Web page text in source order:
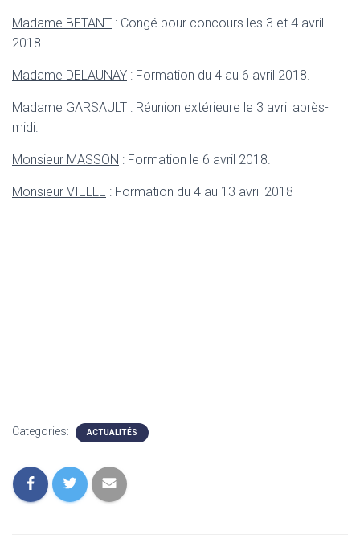
Madame BETANT : Congé pour concours les 3 et 4 avril
2018.
Madame DELAUNAY : Formation du 4 au 6 avril 2018.
Madame GARSAULT : Réunion extérieure le 3 avril après-
midi.
Monsieur MASSON : Formation le 6 avril 2018.
Monsieur VIELLE : Formation du 4 au 13 avril 2018
Categories: ACTUALITÉS